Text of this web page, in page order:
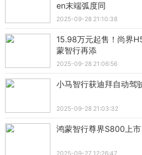
en末端弧度同
2025-09-28 21:10:38
15.98万元起售！尚界
蒙智行再添
2025-09-28 21:06:56
小马智行获迪拜自动驾
2025-09-28 21:03:32
鸿蒙智行尊界S800上
2025-09-27 12:26:47